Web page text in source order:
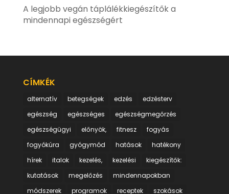
A legjobb vegán táplálékkiegészítők a
mindennapi egészségért
CÍMKÉK
alternatív betegségek edzés
edzésterv
egészség
egészséges
egészségmegőrzés
egészségügyi
előnyök, fitnesz
fogyás
fogyókúra
gyógymód hatások
hatékony
hírek
italok kezelés, kezelési
kiegészítők:
kutatások
megelőzés
mindennapokban
módszerek
programok receptek
szokások